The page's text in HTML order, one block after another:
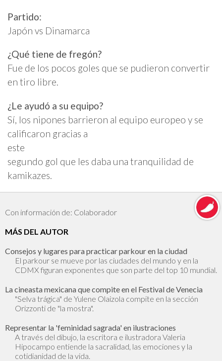
Partido:
Japón vs Dinamarca
¿Qué tiene de fregón?
Fue de los pocos goles que se pudieron convertir
en tiro libre.
¿Le ayudó a su equipo?
Sí, los nipones barrieron al equipo europeo y se
calificaron gracias a
este
segundo gol que les daba una tranquilidad de
kamikazes.
Con información de: Colaborador
MÁS DEL AUTOR
Consejos y lugares para practicar parkour en la ciudad
El parkour se mueve por las ciudades del mundo y en la
CDMX figuran exponentes que son parte del top 10 mundial.
La cineasta mexicana que compite en el Festival de Venecia
"Selva trágica" de Yulene Olaizola compite en la sección
Orizzonti de "la mostra".
Representar la 'feminidad sagrada' en ilustraciones
A través del dibujo, la escritora e ilustradora Valeria
Hipocampo entiende la sacralidad, las emociones y la
cotidianidad de la vida.